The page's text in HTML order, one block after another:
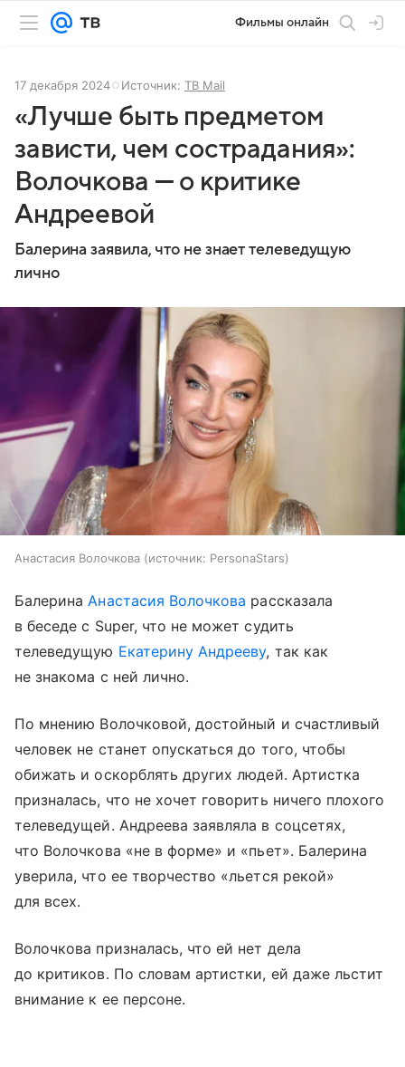
Фильмы онлайн
17 декабря 2024 Источник: ТВ Mail
«Лучше быть предметом
зависти, чем сострадания»:
Волочкова — о критике
Андреевой
Балерина заявила, что не знает телеведущую
лично
Анастасия Волочкова источник: PersonaStars
БалеринаАнастасия Волочкова рассказала
в беседе с Super, что не может судить
телеведущую Екатерину Андрееву, так как
не знакома с ней лично.
По мнению Волочковой, достойный и счастливый
человек не станет опускаться до того, чтобы
обижать и оскорблять других людей. Артистка
призналась, что не хочет говорить ничего плохого
телеведущей. Андреева заявляла в соцсетях,
что Волочкова «не в форме» и «пьет». Балерина
уверила, что ее творчество «льется рекой»
для всех.
Волочкова призналась, что ей нет дела
до критиков. По словам артистки, ей даже льстит
внимание к ее персоне.